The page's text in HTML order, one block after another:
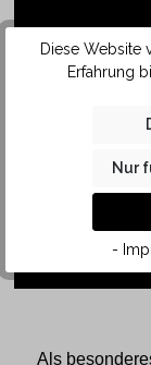
Als
Diese Website
Erfahrung
Nur
-